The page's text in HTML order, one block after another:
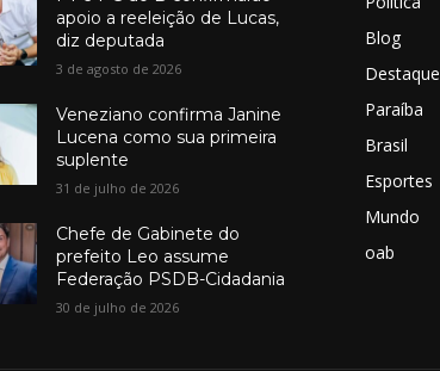
apoio a reeleição de Lucas,
diz deputada
3 de agosto de 2026
Veneziano confirma Janine
Lucena como sua primeira
suplente
31 de julho de 2026
Chefe de Gabinete do
prefeito Leo assume
Federação PSDB-Cidadania
30 de julho de 2026
Blog
Destaque
Paraíba
Brasil
Esportes
Mundo
oab